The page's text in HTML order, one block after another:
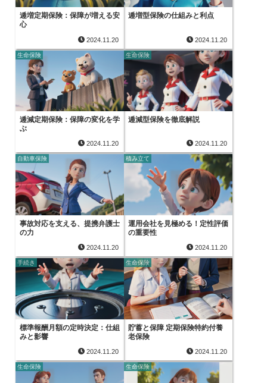
逓増定期保険：保障が増える安
心
2024.11.20
逓増型保険の仕組みと利点
2024.11.20
生命保険
逓減定期保険：保障の変化を学
ぶ
2024.11.20
生命保険
逓減型保険を徹底解説
2024.11.20
自動車保険
事故対応を支える、提携弁護士
の力
2024.11.20
積み立て
運用会社を見極める！定性評価
の重要性
2024.11.20
手続き
標準報酬月額の定時決定：仕組
みと影響
2024.11.20
生命保険
貯蓄と保障 定期保険特約付養
老保険
2024.11.20
生命保険 生命保険